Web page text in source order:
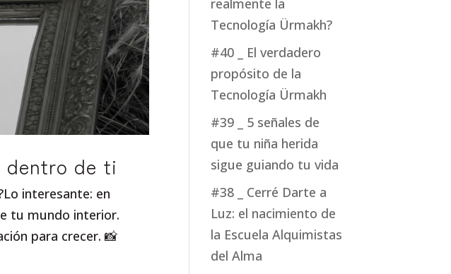
dentro de ti
interesante: en
tu mundo interior.
para crecer. 📸
realmente la
Tecnología Ürmakh?
#40 _ El verdadero
propósito de la
Tecnología Ürmakh
#39 _ 5 señales de
que tu niña herida
sigue guiando tu vida
#38 _ Cerré Darte a
Luz: el nacimiento de
la Escuela Alquimistas
del Alma